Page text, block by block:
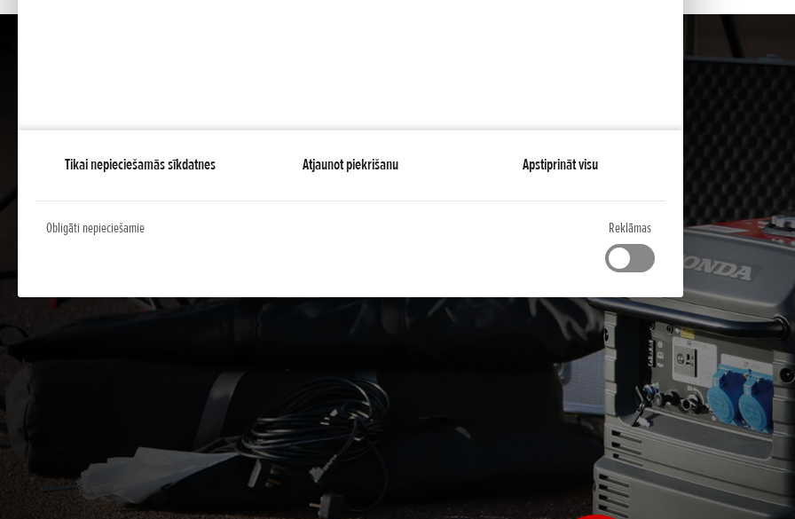
Tikai nepieciešamās sīkdatnes Atjaunot piekrišanu Apstiprināt visu
Obligāti nepieciešamie Reklāmas